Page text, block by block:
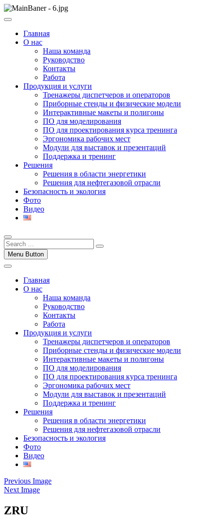
Skip
to
ООО НПП "АТП"
ООО НПП "АТП" – разработка тренажерных комплексов
Главная
О нас
Наша команда
Руководство
Контакты
Работа
Продукция и услуги
Тренажеры диспетчеров и операторов
Приборные стенды и физические модели
Интерактивные макеты и полигоны
ПО для моделирования
ПО для проектирования курса тренинга
Эргономика рабочих мест
Модули для выставок и презентаций
Поддержка и тренинг
Решения
Решения в области энергетики
Решения для нефтегазовой отрасли
Безопасность и экология
Фото
Видео
Menu Button
Главная
О нас
Наша команда
Руководство
Контакты
Работа
Продукция и услуги
Тренажеры диспетчеров и операторов
Приборные стенды и физические модели
Интерактивные макеты и полигоны
ПО для моделирования
ПО для проектирования курса тренинга
Эргономика рабочих мест
Модули для выставок и презентаций
Поддержка и тренинг
Решения
Решения в области энергетики
Решения для нефтегазовой отрасли
Безопасность и экология
Фото
Видео
Previous Image
Next Image
ZRU